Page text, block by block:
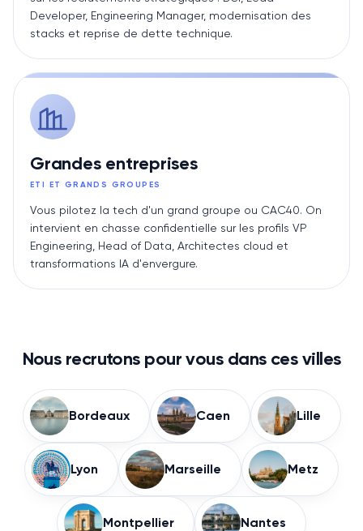
Developer, Engineering Manager, modernisation des
stacks et reprise de dette technique.
Grandes entreprises
ETI ET GRANDS GROUPES
Vous pilotez la tech d'un grand groupe ou CAC40. On
intervient en chasse confidentielle sur les profils VP
Engineering, Head of Data, Architectes cloud et
transformations IA d'envergure.
Nous recrutons pour vous dans ces villes
Bordeaux Caen Lille
Lyon Marseille Metz
Montpellier Nantes